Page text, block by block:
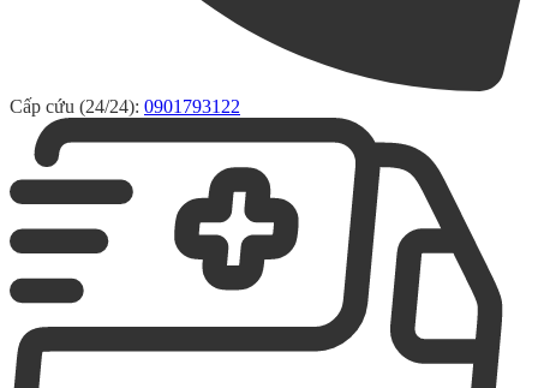
Cấp cứu (24/24): 0901793122